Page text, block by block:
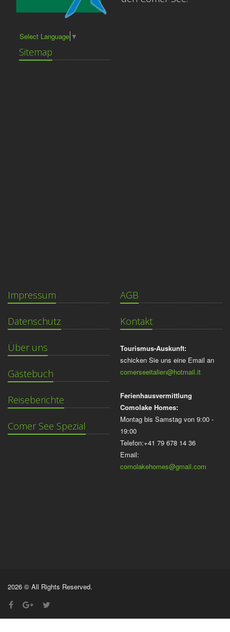
Select Language ▼
Sitemap
Impressum
Datenschutz
Über uns
Gästebuch
Reiseberichte
Comer See Spezial
AGB
Kontakt
Tourismus-Auskunft:
schicken Sie uns eine Email an
comerseeitalien@hotmail.it
Ferienhausvermittlung
Comolake Homes:
Montag bis Samstag von 9:00 -
19:00
Telefon:+41 79 678 14 36
Email:
comolakehomes@gmail.com
2026 © All Rights Reserved.